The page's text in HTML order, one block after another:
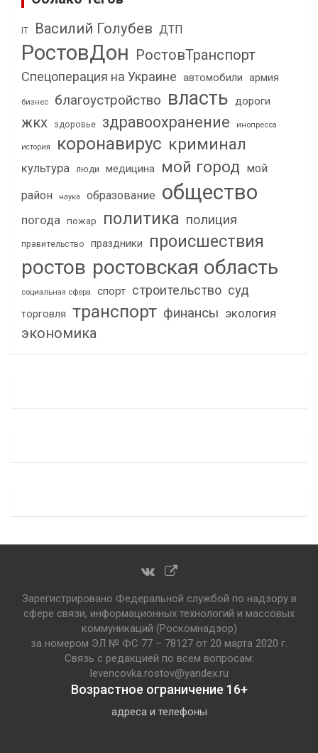
IT Василий Голубев ДТП
РостовДон РостовТранспорт
Спецоперация на Украине автомобили армия
бизнес благоустройство власть дороги
жкх здоровье здравоохранение инопресса
история коронавирус криминал
культура люди медицина мой город мой
район
наука образование общество
погода пожар политика полиция
правительство праздники происшествия
ростов ростовская область
социальная сфера спорт строительство суд
торговля транспорт финансы экология
экономика
Зарегистрировано Федеральной службой по надзору в
сфере связи, информационных технологий и массовых
коммуникаций (Роскомнадзор)
за номером ЭЛ № ФС 77 – 78127 от 20 марта 2020 г.
Связь с редакцией по всем вопросам:
levencovka.rostov@yandex.ru
Возрастное ограничение 16+
адреса и телефоны